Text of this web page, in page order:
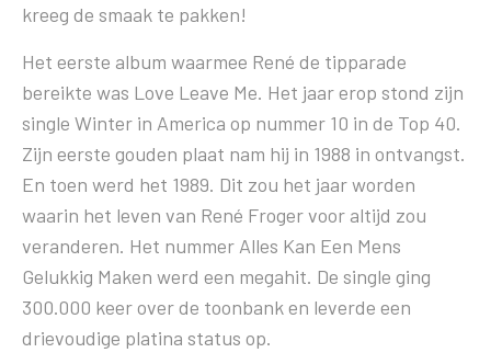
kreeg de smaak te pakken!
Het eerste album waarmee René de tipparade
bereikte was Love Leave Me. Het jaar erop stond zijn
single Winter in America op nummer 10 in de Top 40.
Zijn eerste gouden plaat nam hij in 1988 in ontvangst.
En toen werd het 1989. Dit zou het jaar worden
waarin het leven van René Froger voor altijd zou
veranderen. Het nummer Alles Kan Een Mens
Gelukkig Maken werd een megahit. De single ging
300.000 keer over de toonbank en leverde een
drievoudige platina status op.